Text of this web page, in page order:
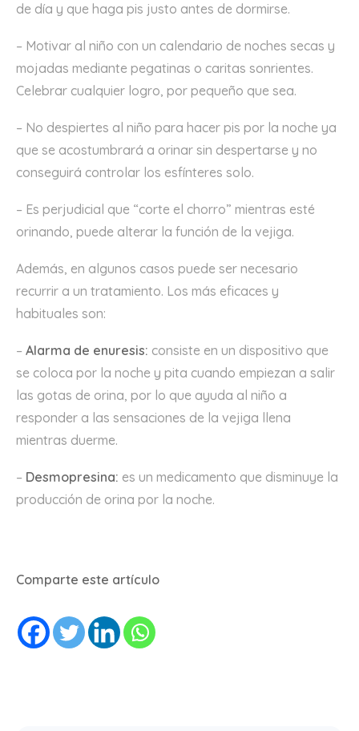
de día y que haga pis justo antes de dormirse.
– Motivar al niño con un calendario de noches secas y
mojadas mediante pegatinas o caritas sonrientes.
Celebrar cualquier logro, por pequeño que sea.
– No despiertes al niño para hacer pis por la noche ya
que se acostumbrará a orinar sin despertarse y no
conseguirá controlar los esfínteres solo.
– Es perjudicial que “corte el chorro” mientras esté
orinando, puede alterar la función de la vejiga.
Además, en algunos casos puede ser necesario
recurrir a un tratamiento. Los más eficaces y
habituales son:
– Alarma de enuresis: consiste en un dispositivo que
se coloca por la noche y pita cuando empiezan a salir
las gotas de orina, por lo que ayuda al niño a
responder a las sensaciones de la vejiga llena
mientras duerme.
– Desmopresina: es un medicamento que disminuye la
producción de orina por la noche.
Comparte este artículo